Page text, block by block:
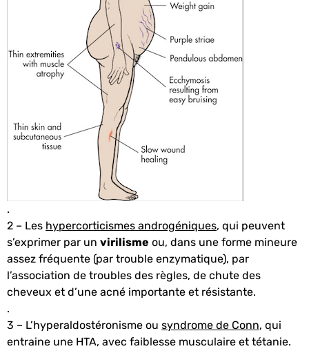
.
2 – Les hypercorticismes androgéniques, qui peuvent
s’exprimer par un virilisme ou, dans une forme mineure
assez fréquente (par trouble enzymatique), par
l’association de troubles des règles, de chute des
cheveux et d’une acné importante et résistante.
.
3 – L’hyperaldostéronisme ou syndrome de Conn, qui
entraine une HTA, avec faiblesse musculaire et tétanie.